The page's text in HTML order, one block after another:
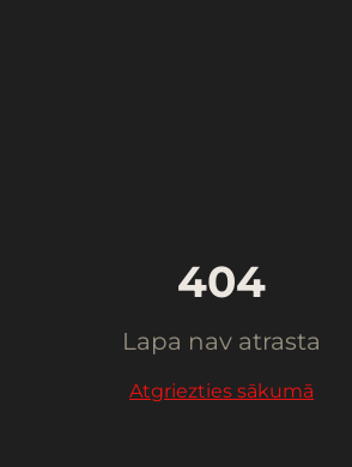
404
Lapa nav atrasta
Atgriezties sākumā